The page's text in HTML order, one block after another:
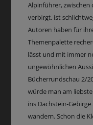
Alpinführer, zwischen
verbirgt, ist
Autoren haben für
Themenpalette
lässt und mit immer
ungewöhnlichen
Bücherrundschau 2/2009 "Mit diesem Buch in
würde man am
ins Dachstein-
wandern. Schon die